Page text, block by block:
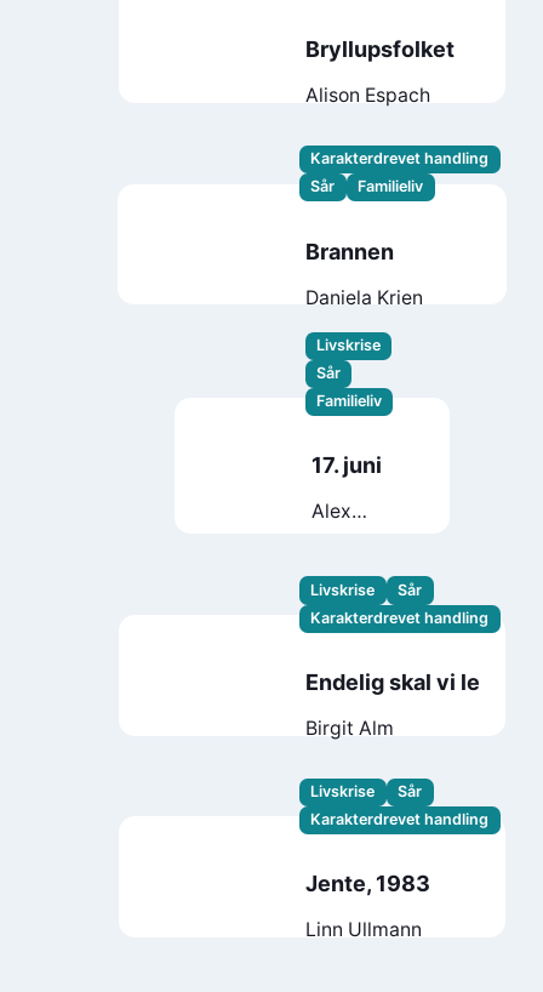
Bryllupsfolket
Alison Espach
Karakterdrevet handling
Sår
Familieliv
Brannen
Daniela Krien
Livskrise
Sår
Familieliv
17. juni
Alex
Livskrise
Sår
Karakterdrevet handling
Endelig skal vi le
Birgit Alm
Livskrise
Sår
Karakterdrevet handling
Jente, 1983
Linn Ullmann